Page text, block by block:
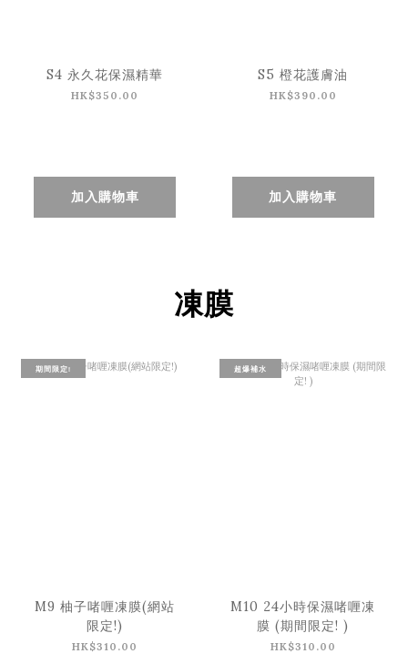
S4 永久花保濕精華
HK$350.00
加入購物車
S5 橙花護膚油
HK$390.00
加入購物車
凍膜
期間限定!
M9 柚子啫喱凍膜(網站
限定!)
HK$310.00
超爆補水
M10 24小時保濕啫喱凍
膜 (期間限定! )
HK$310.00